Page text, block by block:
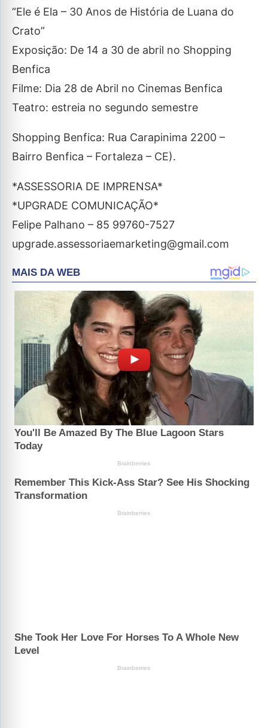
“Ele é Ela – 30 Anos de História de Luana do
Crato”
Exposição: De 14 a 30 de abril no Shopping
Benfica
Filme: Dia 28 de Abril no Cinemas Benfica
Teatro: estreia no segundo semestre
Shopping Benfica: Rua Carapinima 2200 –
Bairro Benfica – Fortaleza – CE).
*ASSESSORIA DE IMPRENSA*
*UPGRADE COMUNICAÇÃO*
Felipe Palhano – 85 99760-7527
upgrade.assessoriaemarketing@gmail.com